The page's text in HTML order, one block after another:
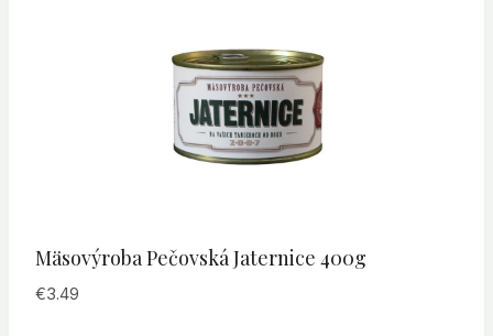
Mäsovýroba Pečovská Jaternice 400g
€3.49